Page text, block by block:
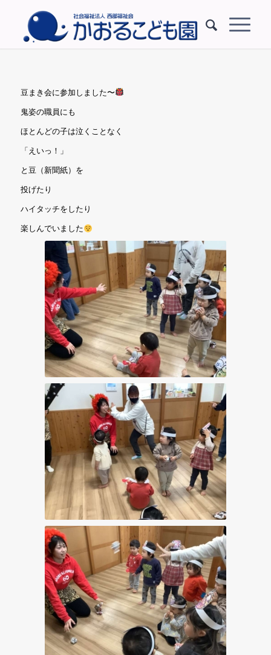
豆まき会に参加しました〜
鬼姿の職員にも
ほとんどの子は泣くことなく
「えいっ！」
と豆（新聞紙）を
投げたり
ハイタッチをしたり
楽しんでいました